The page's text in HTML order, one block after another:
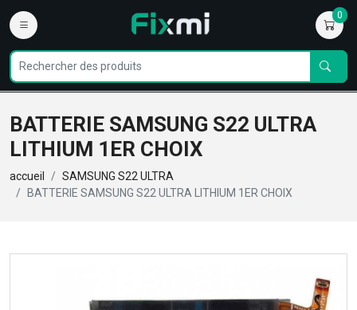
0
BATTERIE SAMSUNG S22 ULTRA
LITHIUM 1ER CHOIX
accueil
SAMSUNG S22 ULTRA
BATTERIE SAMSUNG S22 ULTRA LITHIUM 1ER CHOIX